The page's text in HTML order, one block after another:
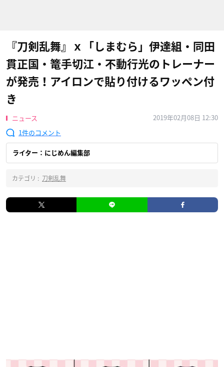
『刀剣乱舞』ｘ「しまむら」伊達組・同田
貫正国・篭手切江・不動行光のトレーナー
が発売！アイロンで貼り付けるワッペン付
き
ニュース
2019年02月08日 12:30
1
ライター：にじめん編集部
カテゴリ : 刀剣乱舞